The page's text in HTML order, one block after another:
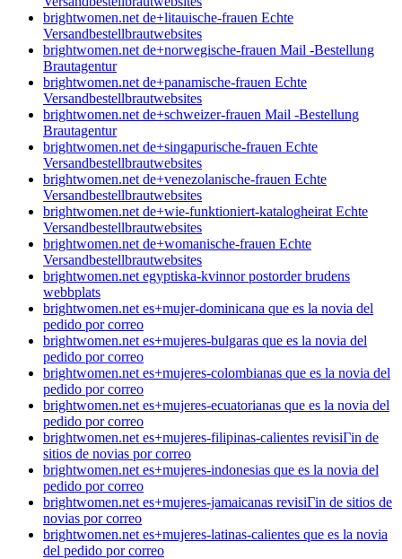
brightwomen.net de+litauische-frauen Echte
Versandbestellbrautwebsites
brightwomen.net de+norwegische-frauen Mail -Bestellung
Brautagentur
brightwomen.net de+panamische-frauen Echte
Versandbestellbrautwebsites
brightwomen.net de+schweizer-frauen Mail -Bestellung
Brautagentur
brightwomen.net de+singapurische-frauen Echte
Versandbestellbrautwebsites
brightwomen.net de+venezolanische-frauen Echte
Versandbestellbrautwebsites
brightwomen.net de+wie-funktioniert-katalogheirat Echte
Versandbestellbrautwebsites
brightwomen.net de+womanische-frauen Echte
Versandbestellbrautwebsites
brightwomen.net egyptiska-kvinnor postorder brudens
webbplats
brightwomen.net es+mujer-dominicana que es la novia del
pedido por correo
brightwomen.net es+mujeres-bulgaras que es la novia del
pedido por correo
brightwomen.net es+mujeres-colombianas que es la novia del
pedido por correo
brightwomen.net es+mujeres-ecuatorianas que es la novia del
pedido por correo
brightwomen.net es+mujeres-filipinas-calientes revisiГіn de
sitios de novias por correo
brightwomen.net es+mujeres-indonesias que es la novia del
pedido por correo
brightwomen.net es+mujeres-jamaicanas revisiГіn de sitios de
novias por correo
brightwomen.net es+mujeres-latinas-calientes que es la novia
del pedido por correo